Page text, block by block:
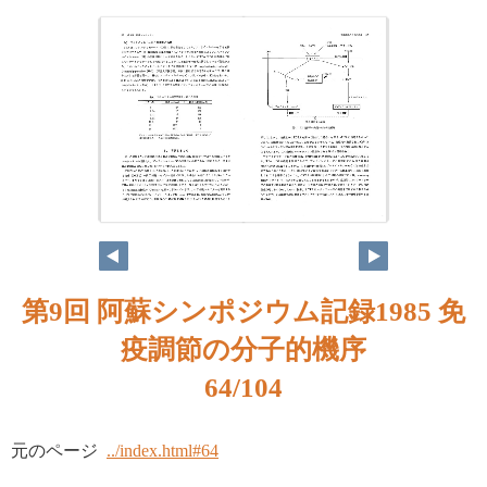
第9回 阿蘇シンポジウム記録1985 免
疫調節の分子的機序
64/104
元のページ ../index.html#64